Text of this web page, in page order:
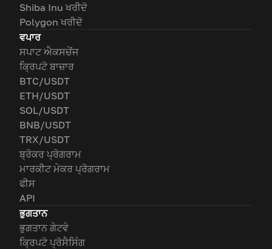
Shiba Inu ਖਰੀਦੋ
Polygon ਖਰੀਦੋ
ਵਪਾਰ
ਸਪਾਟ ਐਕਸਚੇਂਜ
ਕ੍ਰਿਪਟੋ ਬਾਜ਼ਾਰ
BTC/USDT
ETH/USDT
SOL/USDT
BNB/USDT
TRX/USDT
ਬ੍ਰੋਕਰ ਪ੍ਰੋਗਰਾਮ
ਮਾਰਕੀਟ ਮੇਕਰ ਪ੍ਰੋਗਰਾਮ
ਫੀਸ
API
ਭੁਗਤਾਨ
ਭੁਗਤਾਨ ਗੇਟਵੇ
ਕ੍ਰਿਪਟੋ ਪ੍ਰੋਸੈਸਿੰਗ